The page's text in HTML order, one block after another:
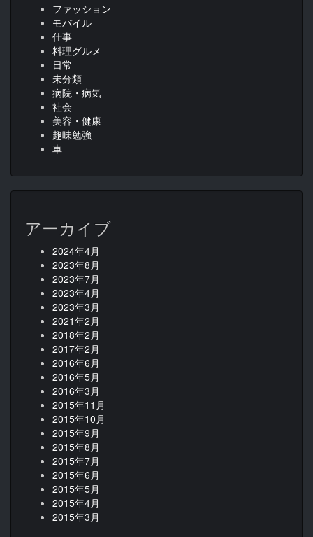
ファッション
モバイル
仕事
料理グルメ
日常
未分類
病院・病気
社会
美容・健康
趣味勉強
車
アーカイブ
2024年4月
2023年8月
2023年7月
2023年4月
2023年3月
2021年2月
2018年2月
2017年2月
2016年6月
2016年5月
2016年3月
2015年11月
2015年10月
2015年9月
2015年8月
2015年7月
2015年6月
2015年5月
2015年4月
2015年3月